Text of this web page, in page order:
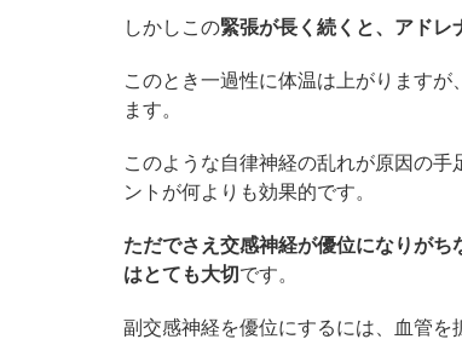
しかしこの緊張が長く続くと、アド
このとき一過性に体温は上がります
ます。
このような自律神経の乱れが原因の
ントが何よりも効果的です。
ただでさえ交感神経が優位になりが
はとても大切です。
副交感神経を優位にするには、血管を